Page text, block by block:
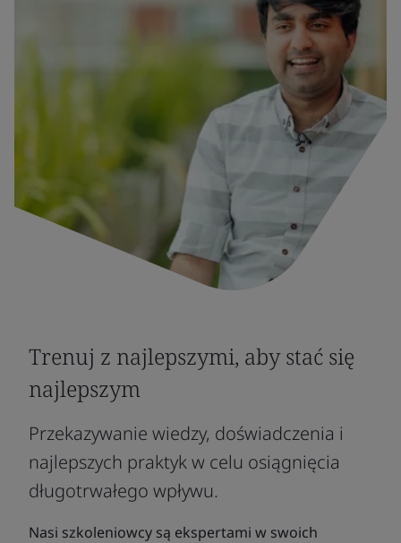
Trenuj z najlepszymi, aby stać się
najlepszym
Przekazywanie wiedzy, doświadczenia i
najlepszych praktyk w celu osiągnięcia
długotrwałego wpływu.
Nasi szkoleniowcy są ekspertami w swoich